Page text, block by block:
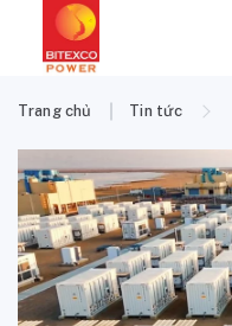
Trang chủ Tin tức